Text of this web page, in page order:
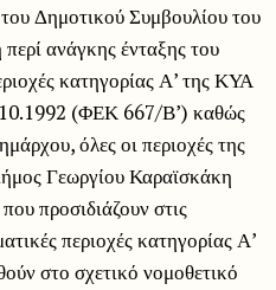
Δημοτικού Συμβουλίου του
ανάγκης ένταξης του
κατηγορίας Α’ της ΚΥΑ
(ΦΕΚ 667/Β’) καθώς
όλες οι περιοχές της
Γεωργίου Καραϊσκάκη
προσιδιάζουν στις
περιοχές κατηγορίας Α’
στο σχετικό νομοθετικό